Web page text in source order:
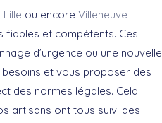
Lille ou encore Villeneuve
fiables et compétents. Ces
d’urgence ou une nouvelle
et vous proposer des
des normes légales. Cela
artisans ont tous suivi des